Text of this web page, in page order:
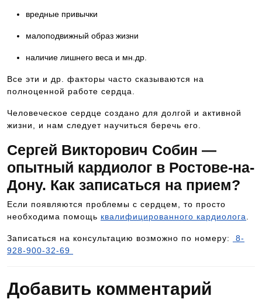
вредные привычки
малоподвижный образ жизни
наличие лишнего веса и мн.др.
Все эти и др. факторы часто сказываются на
полноценной работе сердца.
Человеческое сердце создано для долгой и активной
жизни, и нам следует научиться беречь его.
Сергей Викторович Собин —
опытный кардиолог в Ростове-на-
Дону. Как записаться на прием?
Если появляются проблемы с сердцем, то просто
необходима помощь квалифицированного кардиолога
Записаться на консультацию возможно по номеру:
8-
928-900-32-69
Добавить комментарий